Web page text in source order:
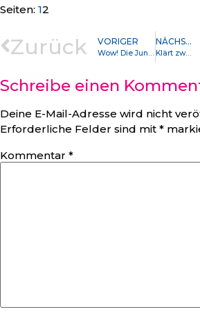
Seiten: Seite
1,Seite
2
Zurück VORIGER
Wow! Die Jungs und Mädels von der Reichsbürgerfront denken wirklich an alles
NÄCHSTER
Klärt zwar nicht die Frage, warum Leute den D.R. Precht Krampf lesen, aber brillianter Artikel
Schreibe einen
Deine E-Mail-Adresse wird nicht
Erforderliche Felder sind mit *
Kommentar *